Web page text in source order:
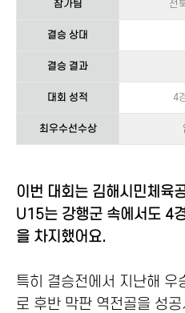
참가팀 전
결승 상대
결승 결과
대회 성적 4
최우수선수상
이번 대회는 김해시민체육
U15는 강행군 속에서도 4
을 차지했어요.
특히 결승전에서 지난해 우
로 후반 막판 역전골을 성